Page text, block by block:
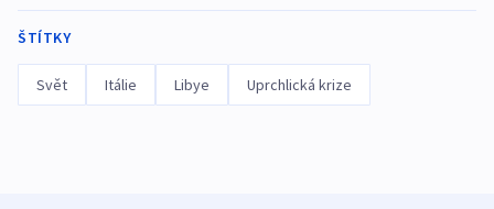
ŠTÍTKY
Svět Itálie Libye Uprchlická krize